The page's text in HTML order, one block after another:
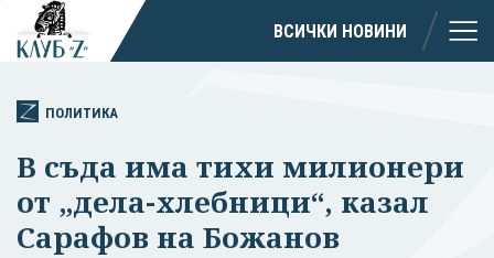
ВСИЧКИ НОВИНИ
ПОЛИТИКА
В съда има тихи милионери
от „дела-хлебници“, казал
Сарафов на Божанов